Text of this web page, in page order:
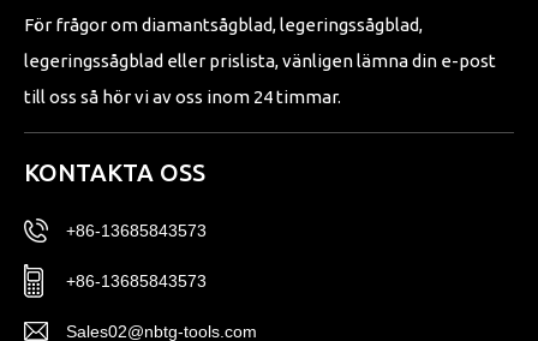
För frågor om diamantsågblad, legeringssågblad,
legeringssågblad eller prislista, vänligen lämna din e-post
till oss så hör vi av oss inom 24 timmar.
KONTAKTA OSS
+86-13685843573
+86-13685843573
Sales02@nbtg-tools.com